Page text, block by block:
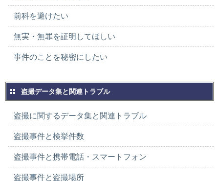
前科を避けたい
無実・無罪を証明してほしい
事件のことを秘密にしたい
盗撮データ集と関連トラブル
盗撮に関するデータ集と関連トラブル
盗撮事件と検挙件数
盗撮事件と携帯電話・スマートフォン
盗撮事件と盗撮場所